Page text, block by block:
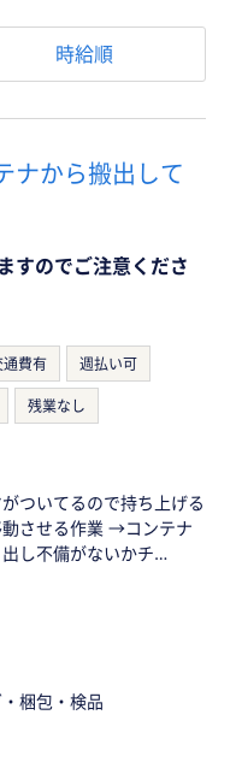
時給順
ナから搬出して
すのでご注意くださ
通費有 週払い可
残業なし
ついてるので持ち上げる
させる作業 →コンテナ
し不備がないかチ…
梱包・検品